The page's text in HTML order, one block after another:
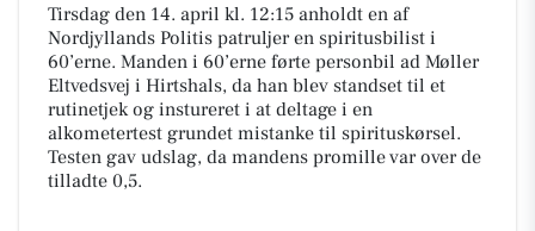
Tirsdag den 14. april kl. 12:15 anholdt en af
Nordjyllands Politis patruljer en spiritusbilist i
60’erne. Manden i 60’erne førte personbil ad Møller
Eltvedsvej i Hirtshals, da han blev standset til et
rutinetjek og instureret i at deltage i en
alkometertest grundet mistanke til spirituskørsel.
Testen gav udslag, da mandens promille var over de
tilladte 0,5.